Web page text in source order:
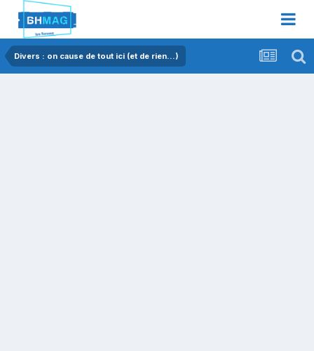
Divers : on cause de tout ici (et de rien...)